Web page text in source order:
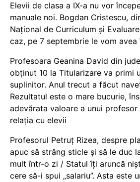
Elevii de clasa a IX-a nu vor
manuale noi. Bogdan Cristescu,
Național de Curriculum și
caz, pe 7 septembrie le vom
Profesoara Geanina David din
obținut 10 la Titularizare va primi
suplinitor. Anul trecut a făcut
Rezultatul este o mare bucurie,
adevărata valoare a unui profesor
relația cu elevii
Profesorul Petruț Rizea, despre
apuc să strâng sticle și să le duc
mult într-o zi / Statul îți aruncă
cere să-i spui „salariu”. Asta este